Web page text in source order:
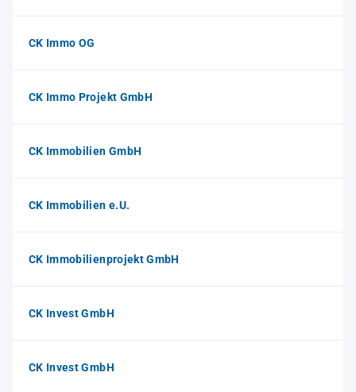
CK Immo OG
CK Immo Projekt GmbH
CK Immobilien GmbH
CK Immobilien e.U.
CK Immobilienprojekt GmbH
CK Invest GmbH
CK Invest GmbH